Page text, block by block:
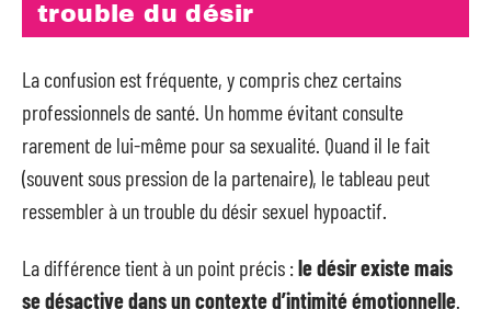
trouble du désir
La confusion est fréquente, y compris chez certains
professionnels de santé. Un homme évitant consulte
rarement de lui-même pour sa sexualité. Quand il le fait
(souvent sous pression de la partenaire), le tableau peut
ressembler à un trouble du désir sexuel hypoactif.
La différence tient à un point précis :le désir existe mais
se désactive dans un contexte d’intimité émotionnelle.